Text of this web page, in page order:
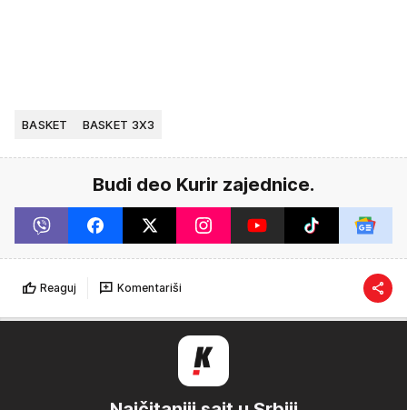
BASKET BASKET 3X3
Budi deo Kurir zajednice.
Reaguj Komentariši